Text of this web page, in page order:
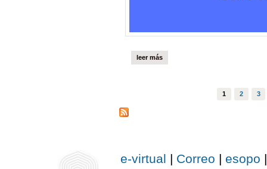
leer más
1 2 3
e-virtual | Correo | esopo |